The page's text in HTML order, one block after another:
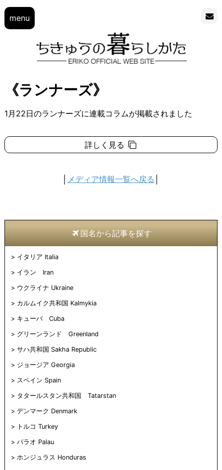
menu
《ランナーズ》
1月22日のランナーズに連載コラムが掲載されました
詳しく見る
メディア情報一覧へ戻る
国名から記事を探す
イタリア Italia
イラン Iran
ウクライナ Ukraine
カルムイク共和国 Kalmykia
キューバ Cuba
グリーンランド Greenland
サハ共和国 Sakha Republic
ジョージア Georgia
スペイン Spain
タタールスタン共和国 Tatarstan
デンマーク Denmark
トルコ Turkey
パラオ Palau
ホンジュラス Honduras